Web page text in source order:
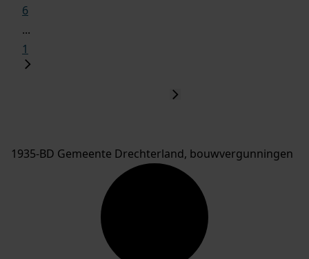
6
...
1
1935-BD Gemeente Drechterland, bouwvergunningen